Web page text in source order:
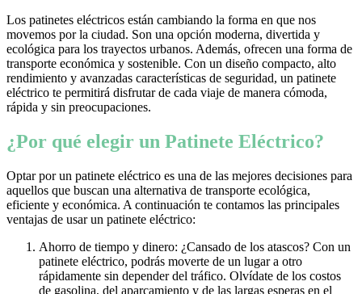
Los patinetes eléctricos están cambiando la forma en que nos
movemos por la ciudad. Son una opción moderna, divertida y
ecológica para los trayectos urbanos. Además, ofrecen una forma de
transporte económica y sostenible. Con un diseño compacto, alto
rendimiento y avanzadas características de seguridad, un patinete
eléctrico te permitirá disfrutar de cada viaje de manera cómoda,
rápida y sin preocupaciones.
¿Por qué elegir un Patinete Eléctrico?
Optar por un patinete eléctrico es una de las mejores decisiones para
aquellos que buscan una alternativa de transporte ecológica,
eficiente y económica. A continuación te contamos las principales
ventajas de usar un patinete eléctrico:
Ahorro de tiempo y dinero: ¿Cansado de los atascos? Con un
patinete eléctrico, podrás moverte de un lugar a otro
rápidamente sin depender del tráfico. Olvídate de los costos
de gasolina, del aparcamiento y de las largas esperas en el